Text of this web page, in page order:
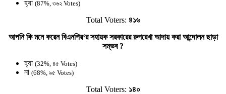
হ্যা (87%, ৩৬২ Votes)
Total Voters: ৪১৬
আপনি কি মনে করেন বিএনপির‘র সহায়ক সরকারের রুপরেখা আদায় করা আন্দোলন ছাড়া
সম্ভব ?
হ্যা (32%, ৪৫ Votes)
না (68%, ৯৫ Votes)
Total Voters: ১৪০